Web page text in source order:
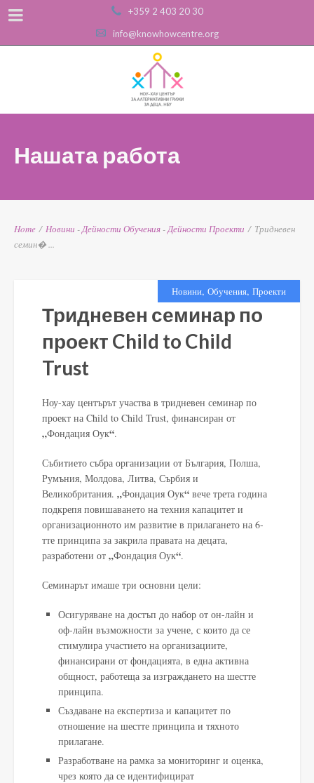
+359 2 403 20 30
info@knowhowcentre.org
Нашата работа
Home / Новини - Дейности Обучения - Дейности Проекти / Тридневен
семин� ...
Новини, Обучения, Проекти
Тридневен семинар по
проект Child to Child
Trust
Ноу-хау центърът участва в тридневен семинар по
проект на Child to Child Trust, финансиран от
„Фондация Оук“.
Събитието събра организации от България, Полша,
Румъния, Молдова, Литва, Сърбия и
Великобритания. „Фондация Оук“ вече трета година
подкрепя повишаването на техния капацитет и
организационното им развитие в прилагането на 6-
тте принципа за закрила правата на децата,
разработени от „Фондация Оук“.
Семинарът имаше три основни цели:
Осигуряване на достъп до набор от он-лайн и
оф-лайн възможности за учене, с които да се
стимулира участието на организациите,
финансирани от фондацията, в една активна
общност, работеща за изграждането на шестте
принципа.
Създаване на експертиза и капацитет по
отношение на шестте принципа и тяхното
прилагане.
Р​азработване на рамка за мониторинг и оценка,
чрез която да се идентифицират